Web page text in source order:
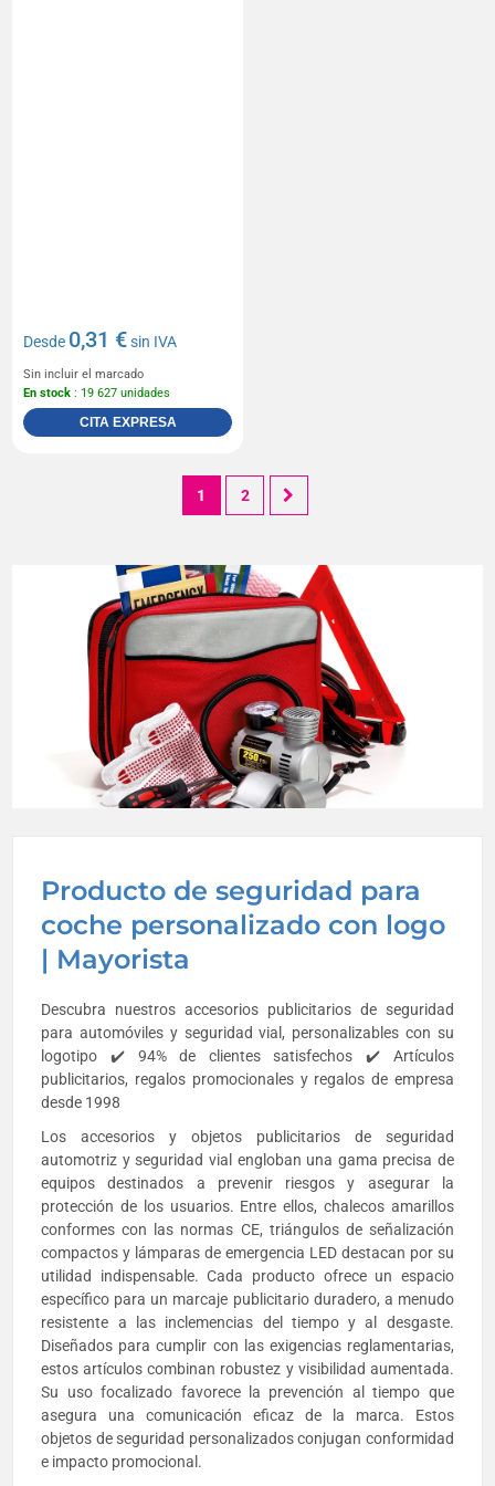
Producto de seguridad para
coche personalizado con logo
| Mayorista
Descubra nuestros accesorios publicitarios de seguridad
para automóviles y seguridad vial, personalizables con su
logotipo ✔️ 94% de clientes satisfechos ✔️ Artículos
publicitarios, regalos promocionales y regalos de empresa
desde 1998
Los accesorios y objetos publicitarios de seguridad
automotriz y seguridad vial engloban una gama precisa de
equipos destinados a prevenir riesgos y asegurar la
protección de los usuarios. Entre ellos, chalecos amarillos
conformes con las normas CE, triángulos de señalización
compactos y lámparas de emergencia LED destacan por su
utilidad indispensable. Cada producto ofrece un espacio
específico para un marcaje publicitario duradero, a menudo
resistente a las inclemencias del tiempo y al desgaste.
Diseñados para cumplir con las exigencias reglamentarias,
estos artículos combinan robustez y visibilidad aumentada.
Su uso focalizado favorece la prevención al tiempo que
asegura una comunicación eficaz de la marca. Estos
objetos de seguridad personalizados conjugan conformidad
e impacto promocional.
Desde 0,31 €sin IVA
Sin incluir el marcado
En stock : 19 627 unidades
CITA EXPRESA
1 2